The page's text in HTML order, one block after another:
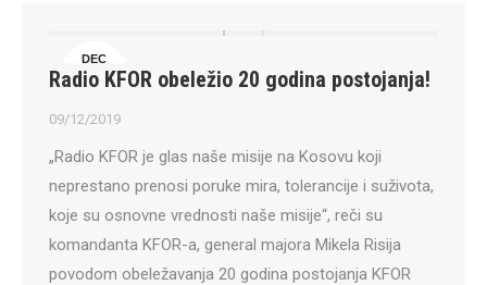
DEC
9
Radio KFOR obeležio 20 godina postojanja!
09/12/2019
„Radio KFOR je glas naše misije na Kosovu koji
neprestano prenosi poruke mira, tolerancije i suživota,
koje su osnovne vrednosti naše misije“, reči su
komandanta KFOR-a, general majora Mikela Risija
povodom obeležavanja 20 godina postojanja KFOR